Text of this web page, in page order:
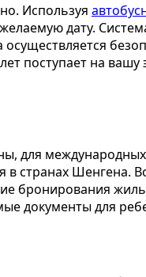
Используя
дату.
поступает на
для
странах Шенгена.
бронирования
документы для